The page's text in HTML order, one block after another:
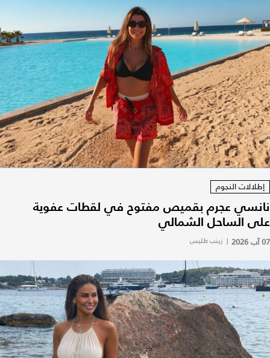
إطلالات النجوم
نانسي عجرم بقميص مفتوح في لقطات عفوية
على الساحل الشمالي
07 آب 2026 | زينب طليس